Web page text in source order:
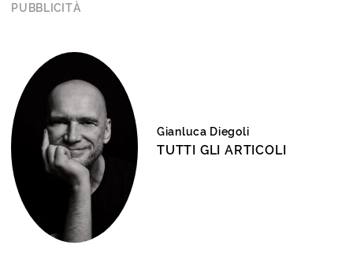
PUBBLICITÀ
Gianluca Diegoli
TUTTI GLI ARTICOLI